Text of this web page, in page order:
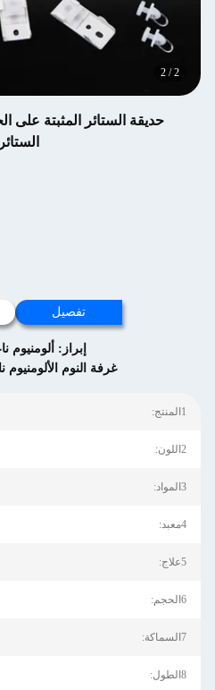
2
/
2
حديقة الستائر المثبتة على
تفصيل
إبراز: ألومنيوم
غرفة النوم
1المنتج:
2اللون:
3المواد:
4معبد:
5علاج:
6الحجم:
7السماكة:
8الطول: